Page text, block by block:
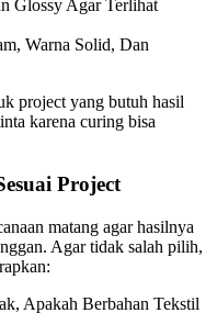
Glossy Agar Terlihat
Warna Solid, Dan
project yang butuh hasil
karena curing bisa
Project
matang agar hasilnya
Agar tidak salah pilih,
Apakah Berbahan Tekstil